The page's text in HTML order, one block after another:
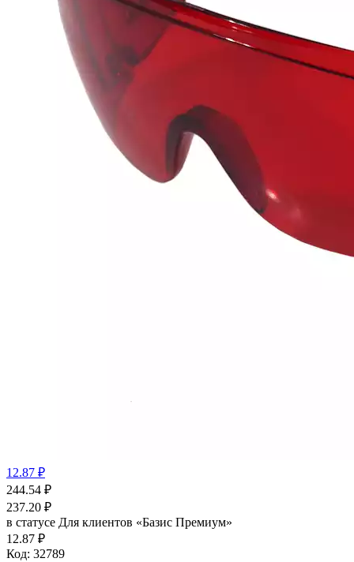
12.87 ₽
244.54 ₽
237.20 ₽
в статусе Для клиентов «Базис Премиум»
12.87 ₽
Код: 32789